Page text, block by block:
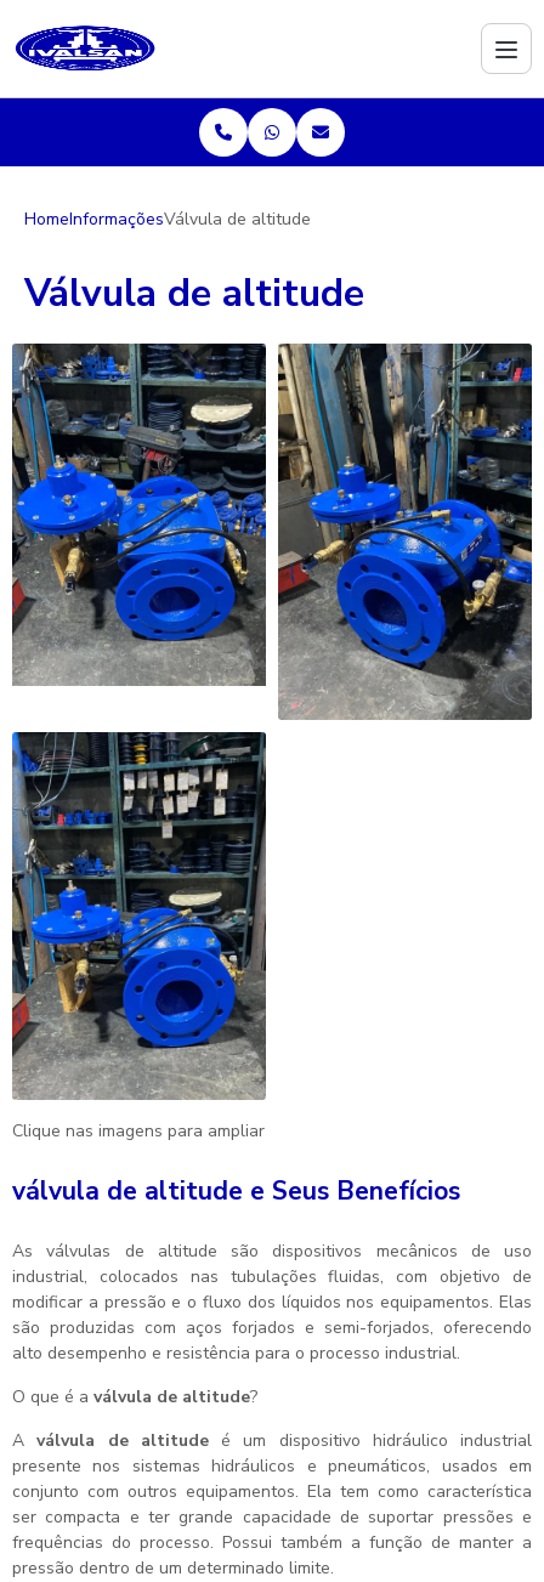
HomeInformaçõesVálvula de altitude
Válvula de altitude
Clique nas imagens para ampliar
válvula de altitude e Seus Benefícios
As válvulas de altitude são dispositivos mecânicos de uso
industrial, colocados nas tubulações fluidas, com objetivo de
modificar a pressão e o fluxo dos líquidos nos equipamentos. Elas
são produzidas com aços forjados e semi-forjados, oferecendo
alto desempenho e resistência para o processo industrial.
O que é a válvula de altitude?
Aválvula de altitudeé um dispositivo hidráulico industrial
presente nos sistemas hidráulicos e pneumáticos, usados em
conjunto com outros equipamentos. Ela tem como característica
ser compacta e ter grande capacidade de suportar pressões e
frequências do processo. Possui também a função de manter a
pressão dentro de um determinado limite.